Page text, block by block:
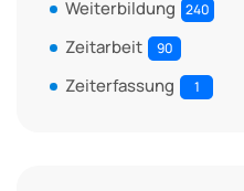
Weiterbildung 240
Zeitarbeit 90
Zeiterfassung 1